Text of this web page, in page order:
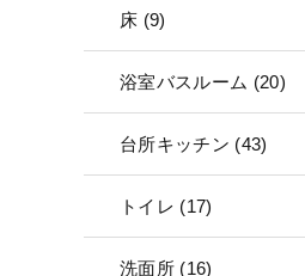
床 (9)
浴室バスルーム (20)
台所キッチン (43)
トイレ (17)
洗面所 (16)